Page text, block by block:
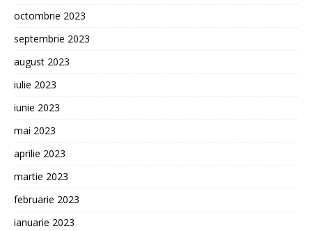
octombrie 2023
septembrie 2023
august 2023
iulie 2023
iunie 2023
mai 2023
aprilie 2023
martie 2023
februarie 2023
ianuarie 2023